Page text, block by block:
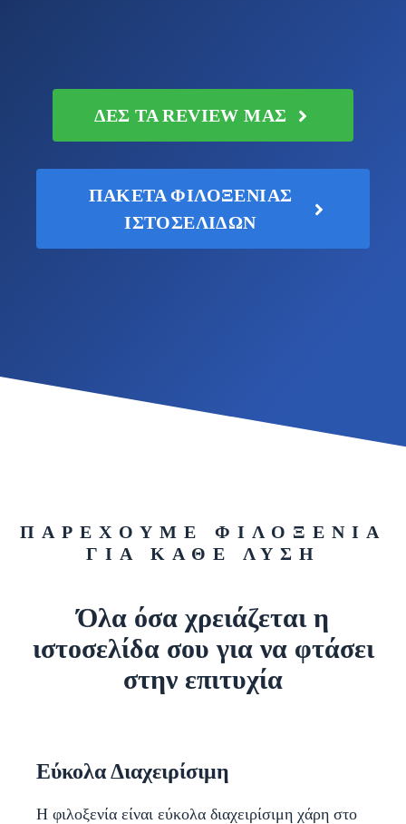
ΔΕΣ ΤΑ REVIEW ΜΑΣ
ΠΑΚΕΤΑ ΦΙΛΟΞΕΝΙΑΣ
ΙΣΤΟΣΕΛΙΔΩΝ
ΠΑΡΕΧΟΥΜΕ ΦΙΛΟΞΕΝΙΑ
ΓΙΑ ΚΑΘΕ ΛΥΣΗ
Όλα όσα χρειάζεται η
ιστοσελίδα σου για να φτάσει
στην επιτυχία
Εύκολα Διαχειρίσιμη
Η φιλοξενία είναι εύκολα διαχειρίσιμη χάρη στο